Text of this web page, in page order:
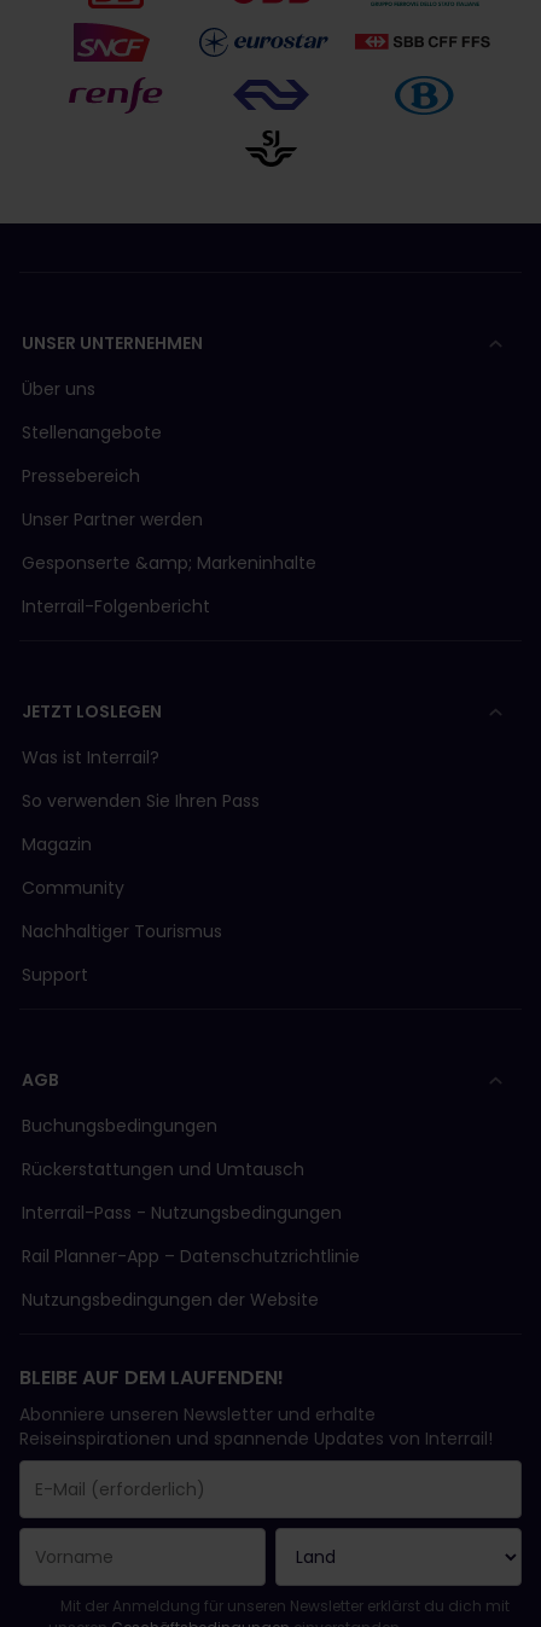
UNSER UNTERNEHMEN
Über uns
Stellenangebote
Pressebereich
Unser Partner werden
Gesponserte &amp; Markeninhalte
Interrail-Folgenbericht
JETZT LOSLEGEN
Was ist Interrail?
So verwenden Sie Ihren Pass
Magazin
Community
Nachhaltiger Tourismus
Support
AGB
Buchungsbedingungen
Rückerstattungen und Umtausch
Interrail-Pass - Nutzungsbedingungen
Rail Planner-App – Datenschutzrichtlinie
Nutzungsbedingungen der Website
BLEIBE AUF DEM LAUFENDEN!
Abonniere unseren Newsletter und erhalte
Reiseinspirationen und spannende Updates von Interrail!
Sie haben sich erfolgreich angemeldet.
Das Feld „E-Mail-Adresse“ ist ein Pflichtfeld!
Diese E-Mail-Adresse ist ungültig!
Beim Abonnieren des Newsletters ist ein Fehler aufgetreten.
Du hast diesen Newsletter bereits abonniert!
Bitte stimme den Allgemeinen Geschäftsbedingungen zu, um
Mit der Anmeldung für unseren Newsletter erklärst du dich mit